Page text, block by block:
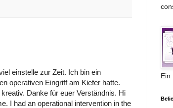
einstelle zur Zeit. Ich bin ein
operativen Eingriff am Kiefer hatte.
Danke für euer Verständnis. Hi
I had an operational intervention in the
Ein